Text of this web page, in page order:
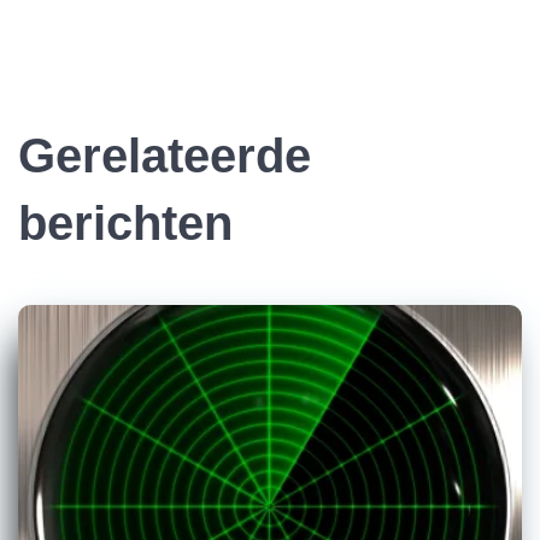
Gerelateerde
berichten